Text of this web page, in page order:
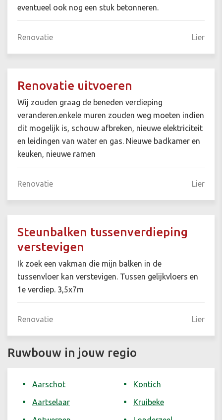
eventueel ook nog een stuk betonneren.
Renovatie Lier
Renovatie uitvoeren
Wij zouden graag de beneden verdieping
veranderen.enkele muren zouden weg moeten indien
dit mogelijk is, schouw afbreken, nieuwe elektriciteit
en leidingen van water en gas. Nieuwe badkamer en
keuken, nieuwe ramen
Renovatie Lier
Steunbalken tussenverdieping
verstevigen
Ik zoek een vakman die mijn balken in de
tussenvloer kan verstevigen. Tussen gelijkvloers en
1e verdiep. 3,5x7m
Renovatie Lier
Ruwbouw in jouw regio
Aarschot
Aartselaar
Kontich
Kruibeke